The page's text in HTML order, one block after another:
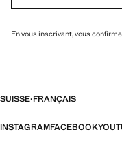
En vous inscrivant, vous
SUISSE·FRANÇAIS
INSTAGRAMFACEBOOK